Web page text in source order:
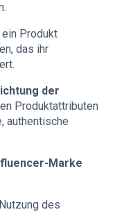
ein Produkt
das ihr
der
Produktattributen
authentische
Marke
des